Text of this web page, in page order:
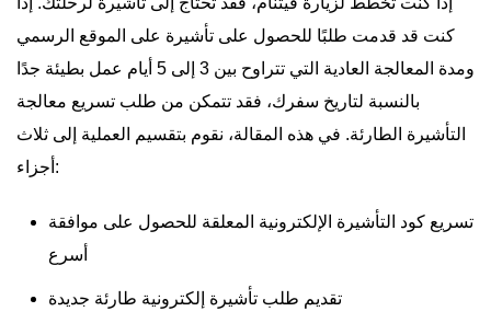
كنت قد قدمت طلبًا للحصول على تأشيرة على الموقع الرسمي
ومدة المعالجة العادية التي تتراوح بين 3 إلى 5 أيام عمل بطيئة جدًا
بالنسبة لتاريخ سفرك، فقد تتمكن من طلب تسريع معالجة
التأشيرة الطارئة. في هذه المقالة، نقوم بتقسيم العملية إلى ثلاث
أجزاء:
تسريع كود التأشيرة الإلكترونية المعلقة للحصول على موافقة
أسرع
تقديم طلب تأشيرة إلكترونية طارئة جديدة